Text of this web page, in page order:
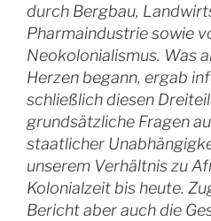
durch Bergbau,
Pharmaindustrie sowie
Neokolonialismus. Was
Herzen begann, ergab
schließlich diesen
grundsätzliche Fragen
staatlicher
unserem Verhältnis zu
Kolonialzeit bis heute.
Bericht aber auch die